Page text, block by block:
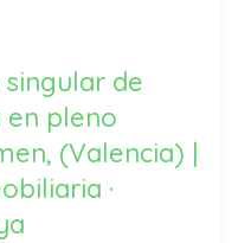
de
en pleno
(Valencia) |
·